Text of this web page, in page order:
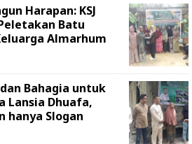
Harapan: KSJ
Batu
Almarhum
Bahagia untuk
Lansia Dhuafa,
hanya Slogan